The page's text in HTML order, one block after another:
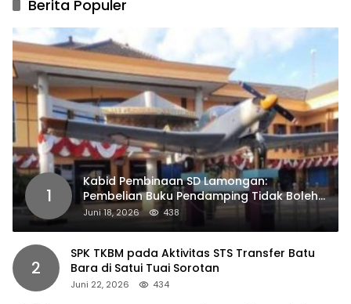
Berita Populer
1
Kabid Pembinaan SD Lamongan:
Pembelian Buku Pendamping Tidak Boleh
Dipaksakan
Juni 18, 2026 438
2
SPK TKBM pada Aktivitas STS Transfer Batu
Bara di Satui Tuai Sorotan
Juni 22, 2026 434